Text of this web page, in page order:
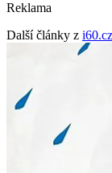
Reklama
Další články z i60.cz